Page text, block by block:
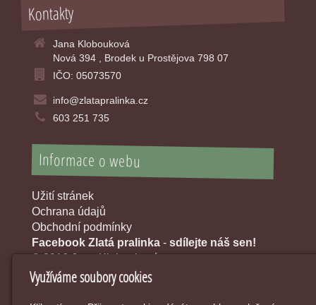
Kontakty
Jana Klobouková
Nová 394 , Brodek u Prostějova 798 07
IČO: 05073570
info@zlatapralinka.cz
603 251 735
Informace o webu
Užití stránek
Ochrana údajů
Obchodní podmínky
Facebook Zlatá pralinka - sdílejte náš sen!
© 2016 Jana Klobouková
Využíváme soubory cookies